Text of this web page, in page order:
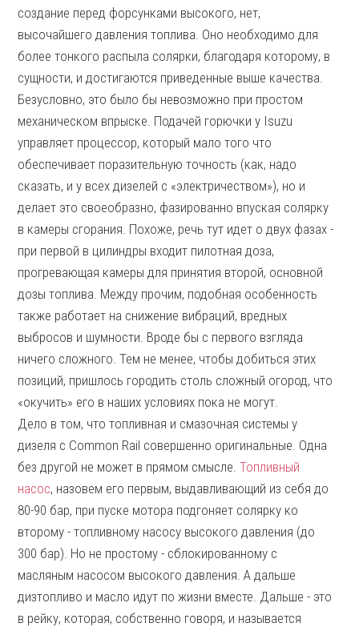
создание перед форсунками высокого, нет,
высочайшего давления топлива. Оно необходимо для
более тонкого распыла солярки, благодаря которому, в
сущности, и достигаются приведенные выше качества.
Безусловно, это было бы невозможно при простом
механическом впрыске. Подачей горючки у Isuzu
управляет процессор, который мало того что
обеспечивает поразительную точность (как, надо
сказать, и у всех дизелей с «электричеством»), но и
делает это своеобразно, фазированно впуская солярку
в камеры сгорания. Похоже, речь тут идет о двух фазах -
при первой в цилиндры входит пилотная доза,
прогревающая камеры для принятия второй, основной
дозы топлива. Между прочим, подобная особенность
также работает на снижение вибраций, вредных
выбросов и шумности. Вроде бы с первого взгляда
ничего сложного. Тем не менее, чтобы добиться этих
позиций, пришлось городить столь сложный огород, что
«окучить» его в наших условиях пока не могут.
Дело в том, что топливная и смазочная системы у
дизеля с Common Rail совершенно оригинальные. Одна
без другой не может в прямом смысле.Топливный
насос, назовем его первым, выдавливающий из себя до
80-90 бар, при пуске мотора подгоняет солярку ко
второму - топливному насосу высокого давления (до
300 бар). Но не простому - сблокированному с
масляным насосом высокого давления. А дальше
дизтопливо и масло идут по жизни вместе. Дальше - это
в рейку, которая, собственно говоря, и называется